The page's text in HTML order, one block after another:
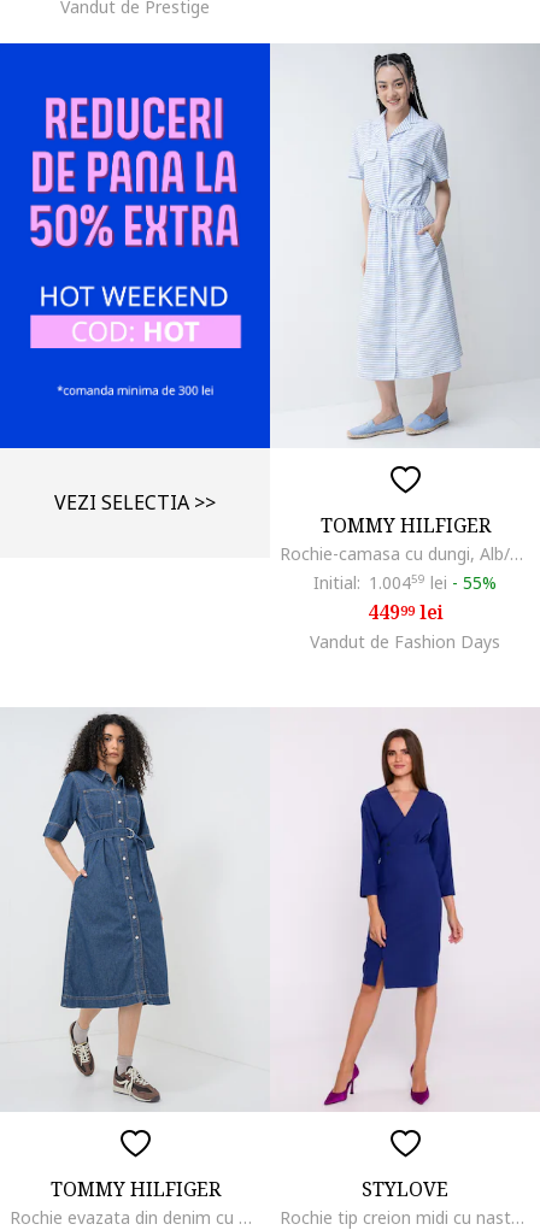
Vandut de Prestige
VEZI SELECTIA >>
TOMMY HILFIGER
Rochie-camasa cu dungi, Alb/Albastru deschis
Initial: 1.00459 lei - 55%
44999lei
Vandut de Fashion Days
TOMMY HILFIGER
Rochie evazata din denim cu nasturi, Albastru prafuit
STYLOVE
Rochie tip creion midi cu nasturi decorativi, Albastru,